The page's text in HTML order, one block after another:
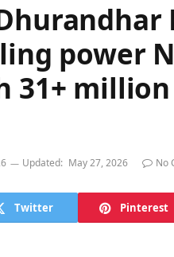
power
31+
Updated: May 27, 2026 No
Twitter Pinterest